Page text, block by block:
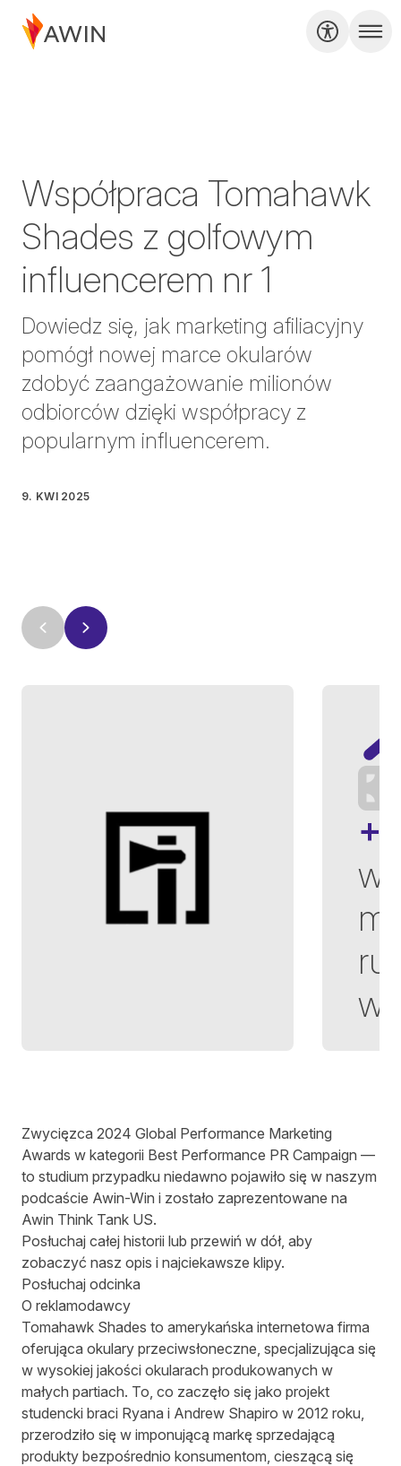
Współpraca Tomahawk
Shades z golfowym
influencerem nr 1
Dowiedz się, jak marketing afiliacyjny
pomógł nowej marce okularów
zdobyć zaangażowanie milionów
odbiorców dzięki współpracy z
popularnym influencerem.
9. KWI 2025
AutorRichard Toweydnia
4 Czas, który potrzebujesz na przeczytanie tego artykułu
Zwycięzca 2024 Global Performance Marketing
Awards w kategorii Best Performance PR Campaign —
to studium przypadku niedawno pojawiło się w naszym
podcaście Awin-Win i zostało zaprezentowane na
Awin Think Tank US.
Posłuchaj całej historii lub przewiń w dół, aby
zobaczyć nasz opis i najciekawsze klipy.
Posłuchaj odcinka
O reklamodawcy
Tomahawk Shades to amerykańska internetowa firma
oferująca okulary przeciwsłoneczne, specjalizująca się
w wysokiej jakości okularach produkowanych w
małych partiach. To, co zaczęło się jako projekt
studencki braci Ryana i Andrew Shapiro w 2012 roku,
przerodziło się w imponującą markę sprzedającą
produkty bezpośrednio konsumentom, cieszącą się